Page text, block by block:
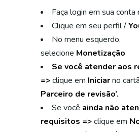
Faça login em sua conta
Clique em seu perfil /
No menu esquerdo,
selecione Monetização
Se você atender aos
=>clique em Iniciarno
Parceiro de revisão’.
Se você ainda não
requisitos =>clique em